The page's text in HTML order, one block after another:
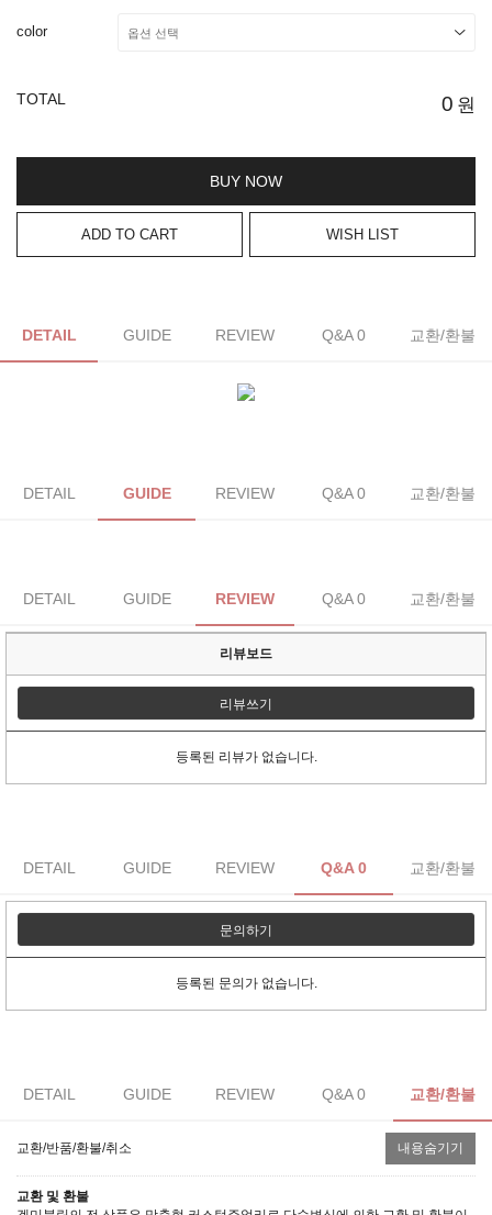
color
TOTAL 0 원
BUY NOW
ADD TO CART WISH LIST
DETAIL GUIDE REVIEW Q&A 0 교환/환불
DETAIL GUIDE REVIEW Q&A 0 교환/환불
DETAIL GUIDE REVIEW Q&A 0 교환/환불
리뷰보드
리뷰쓰기
등록된 리뷰가 없습니다.
DETAIL GUIDE REVIEW Q&A 0 교환/환불
문의하기
등록된 문의가 없습니다.
DETAIL GUIDE REVIEW Q&A 0 교환/환불
교환/반품/환불/취소 내용숨기기
교환 및 환불